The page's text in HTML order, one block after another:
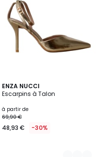
ENZA NUCCI
Escarpins à Talon
à partir de
69,90 €
48,93 € -30%
2
Couleurs